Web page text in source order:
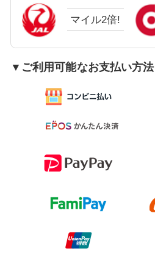
マイル2倍!
▼ご利用可能なお支払い方法